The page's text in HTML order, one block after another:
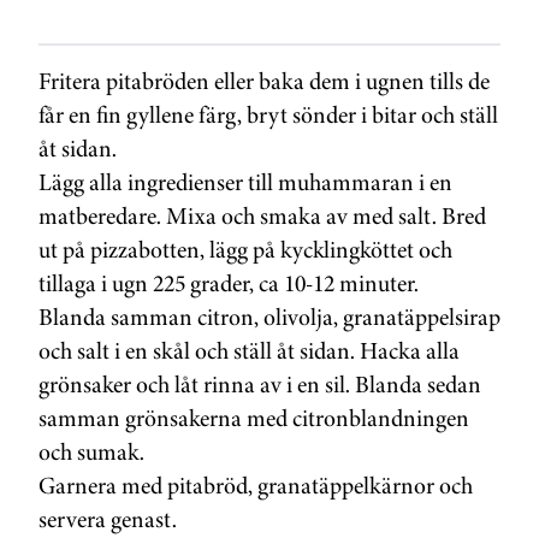
Fritera pitabröden eller baka dem i ugnen tills de
får en fin gyllene färg, bryt sönder i bitar och ställ
åt sidan.
Lägg alla ingredienser till muhammaran i en
matberedare. Mixa och smaka av med salt. Bred
ut på pizzabotten, lägg på kycklingköttet och
tillaga i ugn 225 grader, ca 10-12 minuter.
Blanda samman citron, olivolja, granatäppelsirap
och salt i en skål och ställ åt sidan. Hacka alla
grönsaker och låt rinna av i en sil. Blanda sedan
samman grönsakerna med citronblandningen
och sumak.
Garnera med pitabröd, granatäppelkärnor och
servera genast.